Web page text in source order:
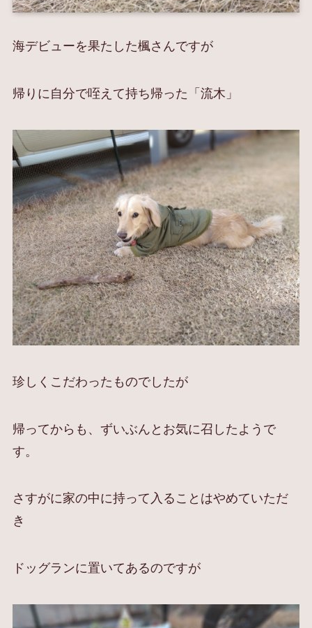
海デビューを果たした楓さんですが
帰りに自分で咥えて持ち帰った「流木」
珍しくこだわったものでしたが
帰ってからも、ずいぶんとお気に召したようで
す。
さすがに家の中に持って入ることはやめていただ
き
ドッグランに置いてあるのですが